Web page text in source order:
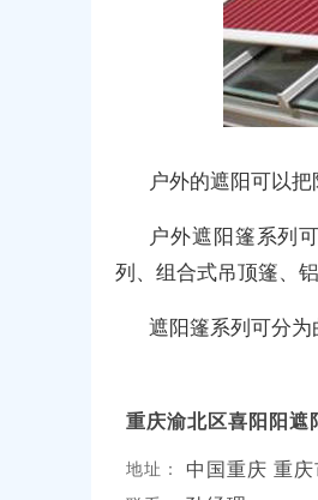
户外的遮阳可以
户外遮阳篷系列
列、组合式吊顶篷、
遮阳篷系列可分为
重庆渝北区喜阳阳遮
地址： 中国重庆 重